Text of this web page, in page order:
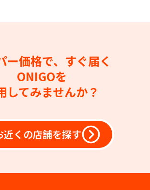
ー価格で、すぐ届く
ONIGOを
してみませんか？
近くの店舗を探す